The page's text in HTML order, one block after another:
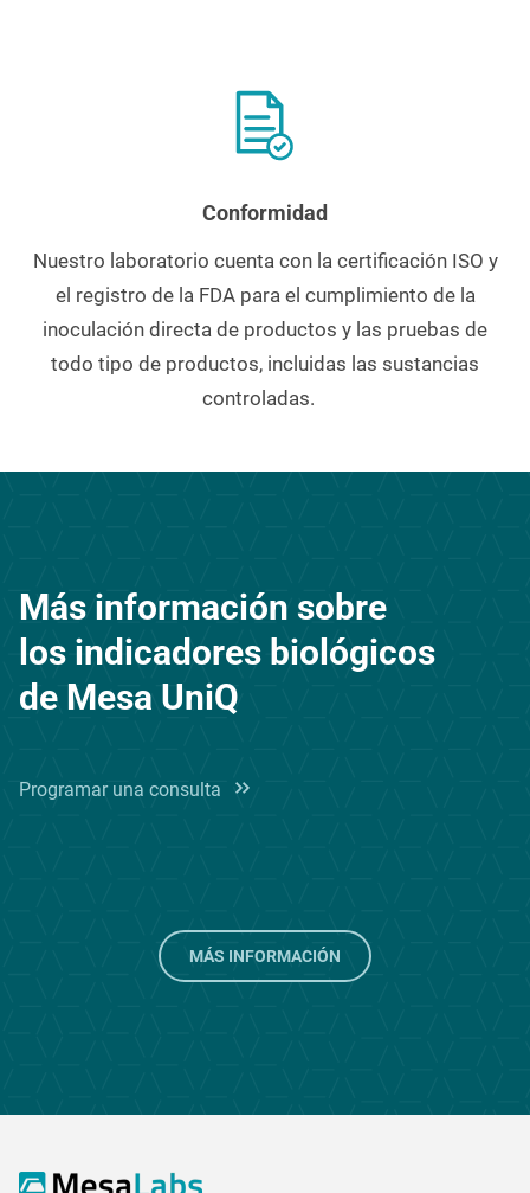
Conformidad
Nuestro laboratorio cuenta con la certificación ISO y
el registro de la FDA para el cumplimiento de la
inoculación directa de productos y las pruebas de
todo tipo de productos, incluidas las sustancias
controladas.
Más información sobre
los indicadores biológicos
de Mesa UniQ
Programar una consulta
MÁS INFORMACIÓN